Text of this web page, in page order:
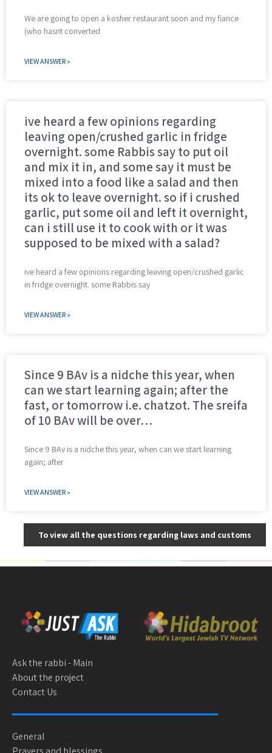
We are going to open a kosher restaurant soon and my fiance
(who hasnt converted
VIEW ANSWER »
ive heard a few opinions regarding
leaving open/crushed garlic in fridge
overnight. some Rabbis say to put oil
and mix it in, and some say it must be
mixed into a food like a salad and then
its ok to leave overnight. so if i crushed
garlic, put some oil and left it overnight,
can i still use it to cook with or it was
supposed to be mixed with a salad?
ive heard a few opinions regarding leaving open/crushed garlic
in fridge overnight. some Rabbis say
VIEW ANSWER »
Since 9 BAv is a nidche this year, when
can we start learning again; after the
fast, or tomorrow i.e. chatzot. The sreifa
of 10 BAv will be over…
Since 9 BAv is a nidche this year, when can we start learning
again; after
VIEW ANSWER »
To view all the questions regarding laws and customs
Ask the rabbi - Main
About the project
Contact Us
General